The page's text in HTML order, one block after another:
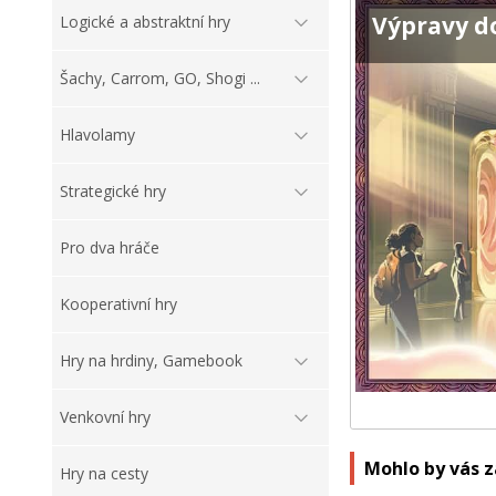
Logické a abstraktní hry
Šachy, Carrom, GO, Shogi ...
Hlavolamy
Strategické hry
Pro dva hráče
Kooperativní hry
Hry na hrdiny, Gamebook
Venkovní hry
Hry na cesty
Výpravy
Mohlo by vás